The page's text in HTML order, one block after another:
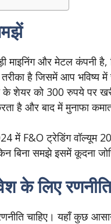
माइनिंग और मेटल कंपनी है,
है जिसमें आप भविष्य
के शेयर को 300 रुपये पर
है और बाद में मुनाफा
में F&O ट्रेडिंग वॉल्यूम
समझे इसमें कूदना
के लिए
चाहिए। यहाँ कुछ